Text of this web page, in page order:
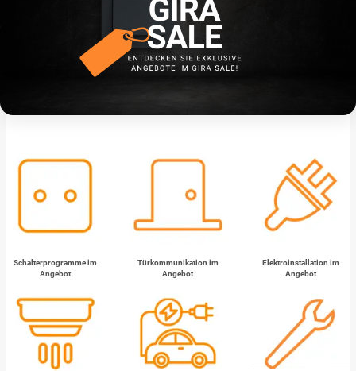
Schalterprogramme im
Angebot
Türkommunikation im
Angebot
Elektroinstallation im
Angebot